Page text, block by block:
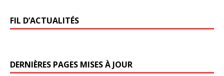
FIL D’ACTUALITÉS
DERNIÈRES PAGES MISES À JOUR